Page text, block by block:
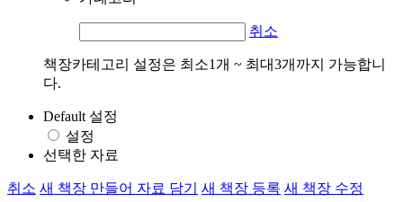
취소
책장카테고리 설정은 최소1개 ~ 최대3개까지 가능합니
다.
Default 설정
설정
선택한 자료
취소 새 책장 만들어 자료 담기 새 책장 등록 새 책장 수정